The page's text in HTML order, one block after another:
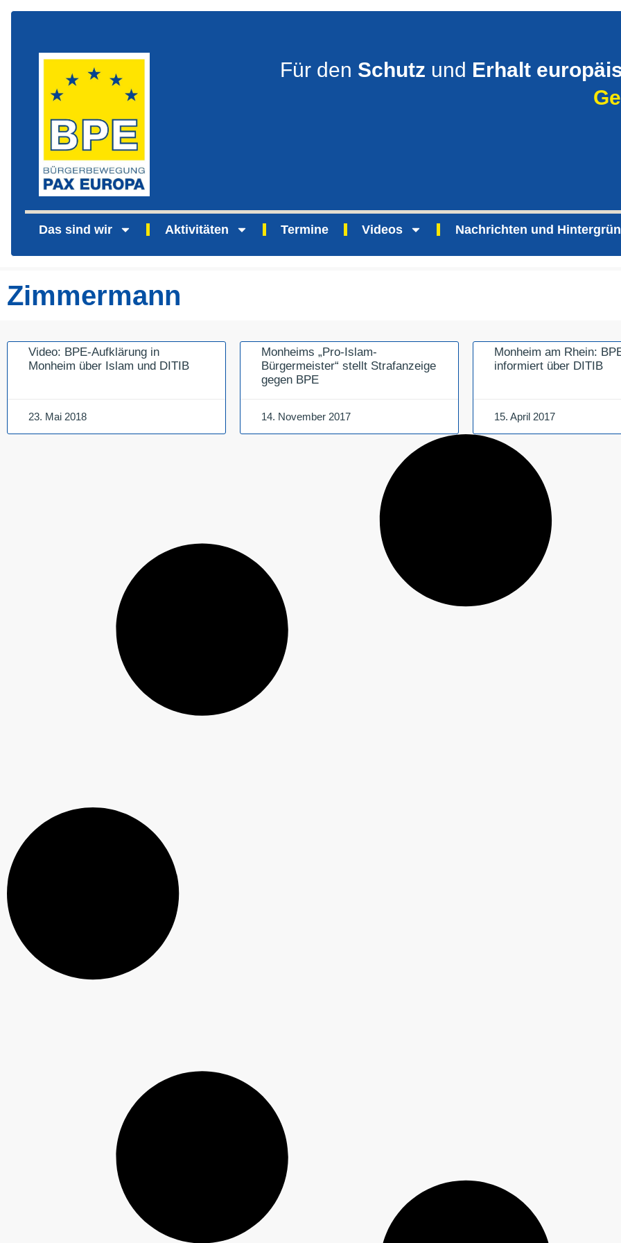
Für den Schutz und Erhalt
Das sind wir Aktivitäten Termine Videos Nachrichten und
Zimmermann
Video: BPE-Aufklärung in
Monheim über Islam und DITIB
23. Mai 2018
Monheims „Pro-Islam-
Bürgermeister“ stellt Strafanzeige
gegen BPE
14. November 2017
Monheim am Rhein:
informiert über DITIB
15. April 2017